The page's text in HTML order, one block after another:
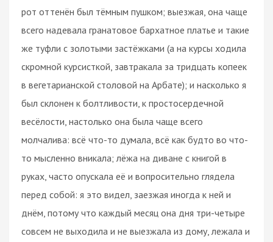
рот оттенён был тёмным пушком; выезжая, она чаще
всего надевала гранатовое бархатное платье и такие
же туфли с золотыми застёжками (а на курсы ходила
скромной курсисткой, завтракала за тридцать копеек
в вегетарианской столовой на Арбате); и насколько я
был склонен к болтливости, к простосердечной
весёлости, настолько она была чаще всего
молчалива: всё что-то думала, всё как будто во что-
то мысленно вникала; лёжа на диване с книгой в
руках, часто опускала её и вопросительно глядела
перед собой: я это видел, заезжая иногда к ней и
днём, потому что каждый месяц она дня три-четыре
совсем не выходила и не выезжала из дому, лежала и